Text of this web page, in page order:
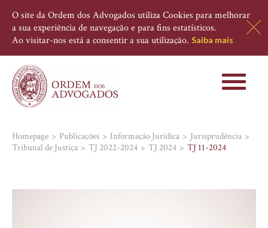
O site da Ordem dos Advogados utiliza Cookies para melhorar
a sua experiência de navegação e para fins estatísticos.
Ao visitar-nos está a consentir a sua utilização. Saiba mais
Toggle
Homepage Publicações Informação Jurídica
Jurisprudência
Tribunal de Justiça
TJ 2022-2024 TJ 2024 TJ 11-2024